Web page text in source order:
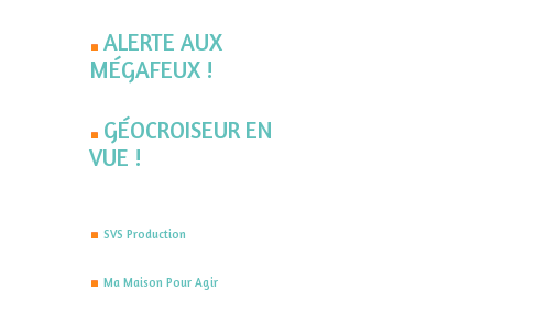
ALERTE AUX
MÉGAFEUX !
GÉOCROISEUR EN
VUE !
SVS Production
Ma Maison Pour Agir